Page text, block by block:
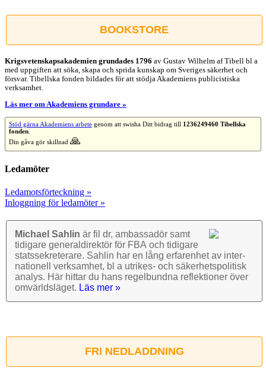
post
BOOKSTORE
Krigsvetenskap­sakademien grundades 1796 av Gustav Wilhelm af Tibell bl a
med uppgiften att söka, skapa och sprida kunskap om Sveriges säkerhet och
försvar. Tibellska fonden bildades för att stödja Akademiens publicistiska
verksamhet.
Läs mer om Akademiens grundare »
Stöd gärna Akademiens arbetegenom att swisha Ditt bidrag till 1236249460 Tibellska
fonden.
Din gåva gör skillnad 🙏
Ledamöter
Ledamotsförteckning »
Inloggning för ledamöter »
Michael Sahlin är fil dr, ambassadör samt
tidigare general­direktör för FBA och tidigare
stats­sekre­terare. Sahlin har en lång erfarenhet av inter­
nationell verk­samhet, bl a utrikes- och säkerhets­politisk
analys. Här hittar du hans regel­bundna reflek­tioner över
omvärlds­läget. Läs mer »
FRI NEDLADDNING